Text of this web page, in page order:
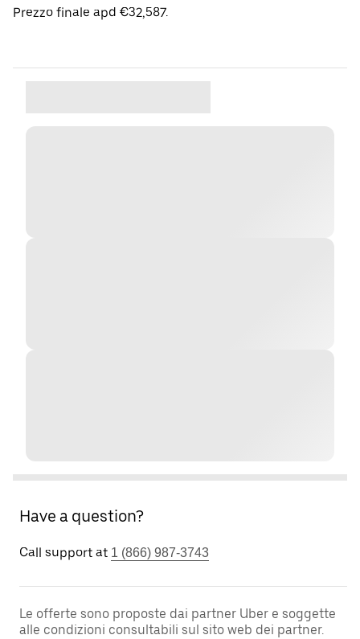
Prezzo finale apd €32,587.
Have a question?
Call support at 1 (866) 987-3743
Le offerte sono proposte dai partner Uber e soggette
alle condizioni consultabili sul sito web dei partner.